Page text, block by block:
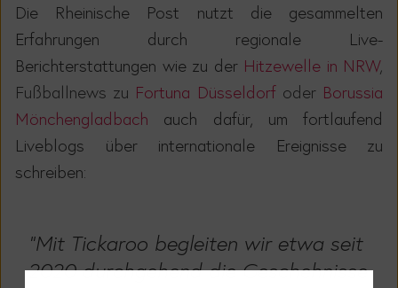
Die Rheinische Post nutzt die gesammelten
Erfahrungen durch regionale Live-
Berichterstattungen wie zu derHitzewelle in NRW,
Fußballnews zu Fortuna Düsseldorf oder Borussia
Mönchengladbach
auch dafür, um fortlaufend
Liveblogs über internationale Ereignisse zu
schreiben:
"Mit Tickaroo begleiten wir etwa seit
2020 durchgehend die Geschehnisse